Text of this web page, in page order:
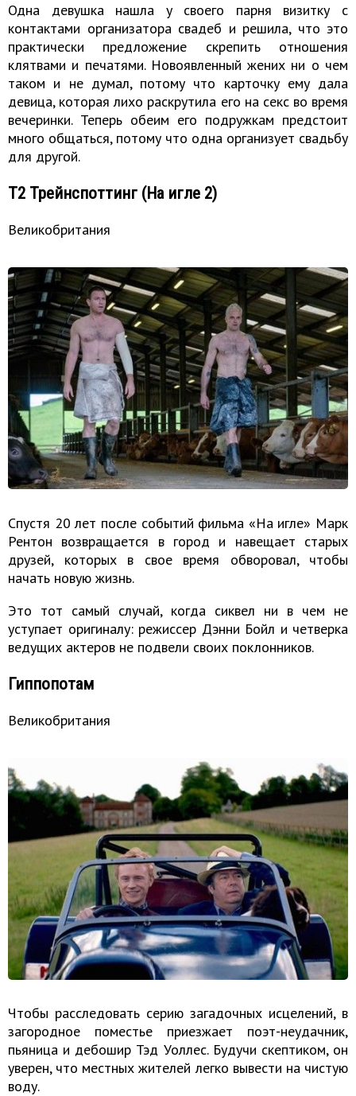
Одна девушка нашла у своего парня визитку с
контактами организатора свадеб и решила, что это
практически предложение скрепить отношения
клятвами и печатями. Новоявленный жених ни о чем
таком и не думал, потому что карточку ему дала
девица, которая лихо раскрутила его на секс во время
вечеринки. Теперь обеим его подружкам предстоит
много общаться, потому что одна организует свадьбу
для другой.
Т2 Трейнспоттинг (На игле 2)
Великобритания
Спустя 20 лет после событий фильма «На игле» Марк
Рентон возвращается в город и навещает старых
друзей, которых в свое время обворовал, чтобы
начать новую жизнь.
Это тот самый случай, когда сиквел ни в чем не
уступает оригиналу: режиссер Дэнни Бойл и четверка
ведущих актеров не подвели своих поклонников.
Гиппопотам
Великобритания
Чтобы расследовать серию загадочных исцелений, в
загородное поместье приезжает поэт-неудачник,
пьяница и дебошир Тэд Уоллес. Будучи скептиком, он
уверен, что местных жителей легко вывести на чистую
воду.